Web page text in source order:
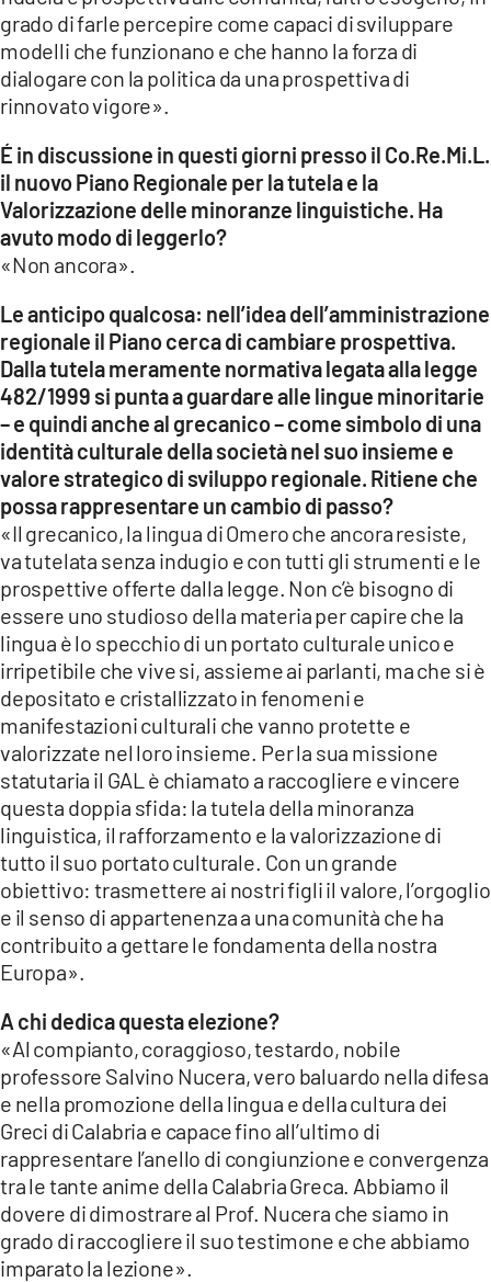
grado di farle percepire come capaci di sviluppare
modelli che funzionano e che hanno la forza di
dialogare con la politica da una prospettiva di
rinnovato vigore».
É in discussione in questi giorni presso il Co.Re.Mi.L.
il nuovo Piano Regionale per la tutela e la
Valorizzazione delle minoranze linguistiche. Ha
avuto modo di leggerlo?
«Non ancora».
Le anticipo qualcosa: nell’idea dell’amministrazione
regionale il Piano cerca di cambiare prospettiva.
Dalla tutela meramente normativa legata alla legge
482/1999 si punta a guardare alle lingue minoritarie
– e quindi anche al grecanico – come simbolo di una
identità culturale della società nel suo insieme e
valore strategico di sviluppo regionale. Ritiene che
possa rappresentare un cambio di passo?
«Il grecanico, la lingua di Omero che ancora resiste,
va tutelata senza indugio e con tutti gli strumenti e le
prospettive offerte dalla legge. Non c’è bisogno di
essere uno studioso della materia per capire che la
lingua è lo specchio di un portato culturale unico e
irripetibile che vive si, assieme ai parlanti, ma che si è
depositato e cristallizzato in fenomeni e
manifestazioni culturali che vanno protette e
valorizzate nel loro insieme. Per la sua missione
statutaria il GAL è chiamato a raccogliere e vincere
questa doppia sfida: la tutela della minoranza
linguistica, il rafforzamento e la valorizzazione di
tutto il suo portato culturale. Con un grande
obiettivo: trasmettere ai nostri figli il valore, l’orgoglio
e il senso di appartenenza a una comunità che ha
contribuito a gettare le fondamenta della nostra
Europa».
A chi dedica questa elezione?
«Al compianto, coraggioso, testardo, nobile
professore Salvino Nucera, vero baluardo nella difesa
e nella promozione della lingua e della cultura dei
Greci di Calabria e capace fino all’ultimo di
rappresentare l’anello di congiunzione e convergenza
tra le tante anime della Calabria Greca. Abbiamo il
dovere di dimostrare al Prof. Nucera che siamo in
grado di raccogliere il suo testimone e che abbiamo
imparato la lezione».